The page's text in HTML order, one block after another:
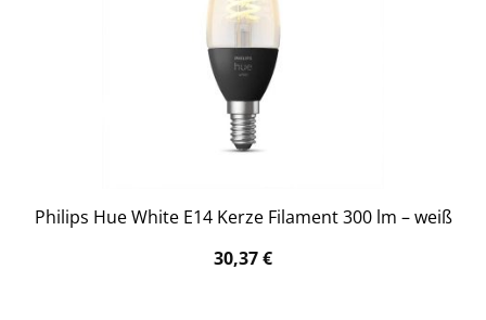
Philips Hue White E14 Kerze Filament 300 lm – weiß
30,37€